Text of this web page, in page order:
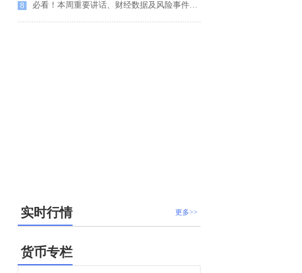
8 必看！本周重要讲话、财经数据及风险事件一览
更多>>
实时行情
货币专栏